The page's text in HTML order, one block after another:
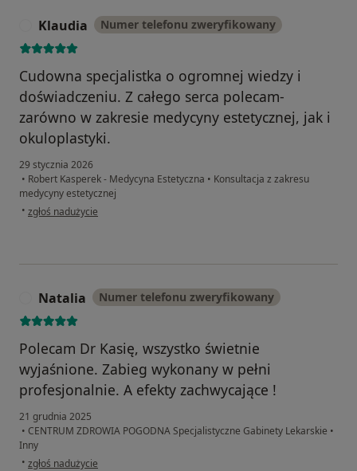
Klaudia Numer telefonu zweryfikowany
Cudowna specjalistka o ogromnej wiedzy i
doświadczeniu. Z całego serca polecam-
zarówno w zakresie medycyny estetycznej, jak i
okuloplastyki.
29 stycznia 2026
• Robert Kasperek - Medycyna Estetyczna • Konsultacja z zakresu
medycyny estetycznej
• w opinii użytkownika Klaudia
zgłoś nadużycie
Natalia Numer telefonu zweryfikowany
Polecam Dr Kasię, wszystko świetnie
wyjaśnione. Zabieg wykonany w pełni
profesjonalnie. A efekty zachwycające !
21 grudnia 2025
• CENTRUM ZDROWIA POGODNA Specjalistyczne Gabinety Lekarskie •
Inny
• w opinii użytkownika Natalia
zgłoś nadużycie